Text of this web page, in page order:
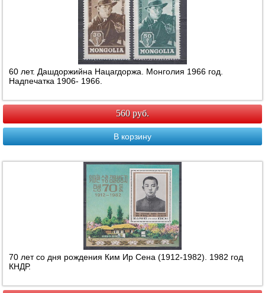
60 лет. Дашдоржийна Нацагдоржа. Монголия 1966 год.
Надпечатка 1906- 1966.
560 руб.
В корзину
70 лет со дня рождения Ким Ир Сена (1912-1982). 1982 год
КНДР.